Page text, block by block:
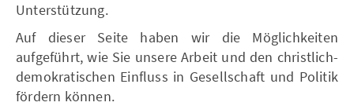
Unterstützung.
Auf dieser Seite haben wir die Möglichkeiten
aufgeführt, wie Sie unsere Arbeit und den christlich-
demokratischen Einfluss in Gesellschaft und Politik
fördern können.